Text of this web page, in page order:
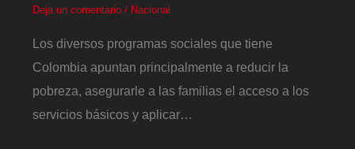
Deja un comentario / Nacional
Los diversos programas sociales que tiene
Colombia apuntan principalmente a reducir la
pobreza, asegurarle a las familias el acceso a los
servicios básicos y aplicar…